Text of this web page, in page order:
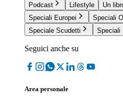
Podcast
Lifestyle
Un
Speciali Europei
Speciali
Speciale Scudetti
Speciali
Seguici anche su
Area personale